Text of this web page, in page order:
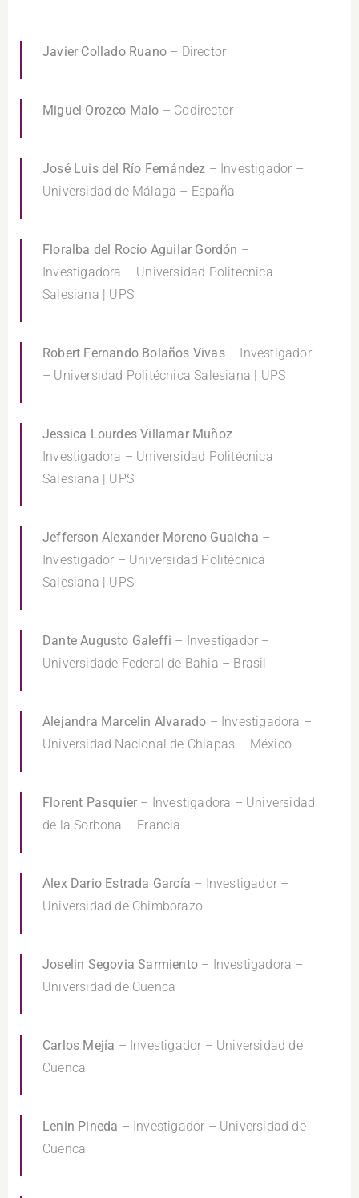
Javier Collado Ruano – Director
Miguel Orozco Malo – Codirector
José Luis del Río Fernández – Investigador –
Universidad de Málaga – España
Floralba del Rocío Aguilar Gordón –
Investigadora – Universidad Politécnica
Salesiana | UPS
Robert Fernando Bolaños Vivas– Investigador
– Universidad Politécnica Salesiana | UPS
Jessica Lourdes Villamar Muñoz –
Investigadora – Universidad Politécnica
Salesiana | UPS
Jefferson Alexander Moreno Guaicha –
Investigador – Universidad Politécnica
Salesiana | UPS
Dante Augusto Galeffi – Investigador –
Universidade Federal de Bahia – Brasil
Alejandra Marcelin Alvarado – Investigadora –
Universidad Nacional de Chiapas – México
Florent Pasquier – Investigadora – Universidad
de la Sorbona – Francia
Alex Dario Estrada García – Investigador –
Universidad de Chimborazo
Joselin Segovia Sarmiento – Investigadora –
Universidad de Cuenca
Carlos Mejía – Investigador – Universidad de
Cuenca
Lenin Pineda – Investigador – Universidad de
Cuenca